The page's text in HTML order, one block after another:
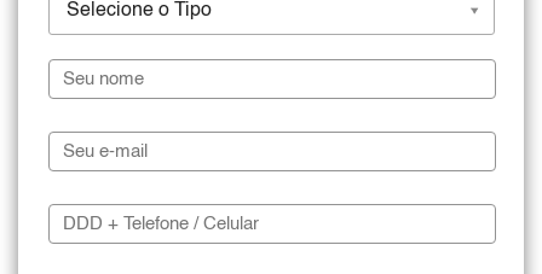
Selecione o Tipo